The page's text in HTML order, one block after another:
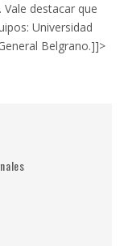
destacar que
Universidad
Belgrano.]]>